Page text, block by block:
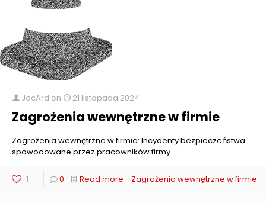
JocArd on 21 listopada 2024
Zagrożenia wewnętrzne w firmie
Zagrożenia wewnętrzne w firmie: Incydenty bezpieczeństwa
spowodowane przez pracowników firmy
1 0 Read more - Zagrożenia wewnętrzne w firmie